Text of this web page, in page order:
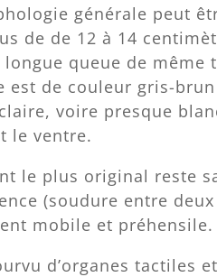
générale peut
de de 12 à 14
longue queue de même
est de couleur gris-
voire presque
le ventre.
le plus original reste
(soudure entre
mobile et préhensile.
d’organes tactiles